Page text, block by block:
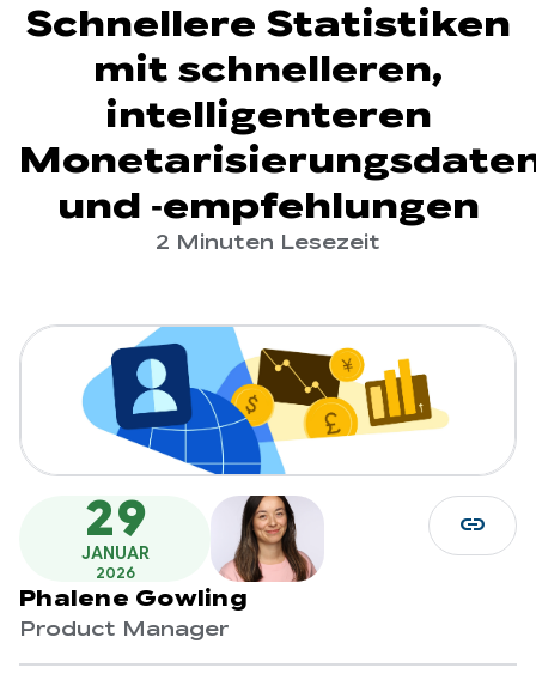
Schnellere Statistiken
mit schnelleren,
intelligenteren
und ‑empfehlungen
2 Minuten Lesezeit
29
JANUAR
2026
Phalene Gowling
Product Manager
link